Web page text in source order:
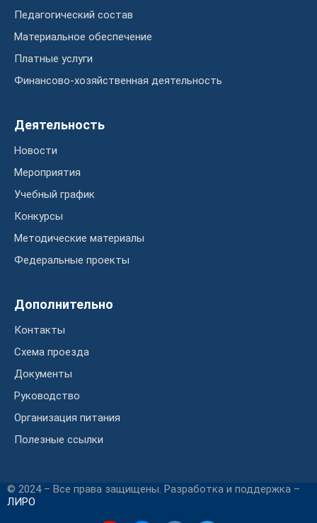
Педагогический состав
Материальное обеспечение
Платные услуги
Финансово-хозяйственная деятельность
Деятельность
Новости
Мероприятия
Учебный график
Конкурсы
Методические материалы
Федеральные проекты
Дополнительно
Контакты
Схема проезда
Документы
Руководство
Организация питания
Полезные ссылки
© 2024 – Все права защищены. Разработка и поддержка –
ЛИРО